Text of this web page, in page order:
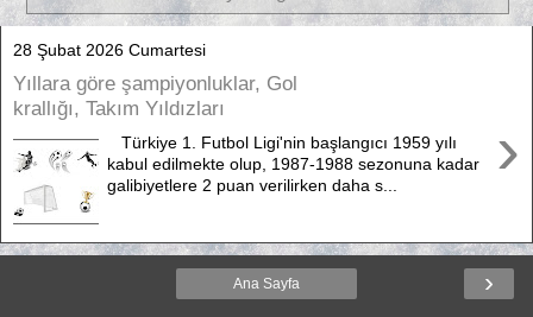
28 Şubat 2026 Cumartesi
Yıllara göre şampiyonluklar, Gol
krallığı, Takım Yıldızları
›
Türkiye 1. Futbol Ligi'nin başlangıcı 1959 yılı
kabul edilmekte olup, 1987-1988 sezonuna kadar
galibiyetlere 2 puan verilirken daha s...
›
Ana Sayfa